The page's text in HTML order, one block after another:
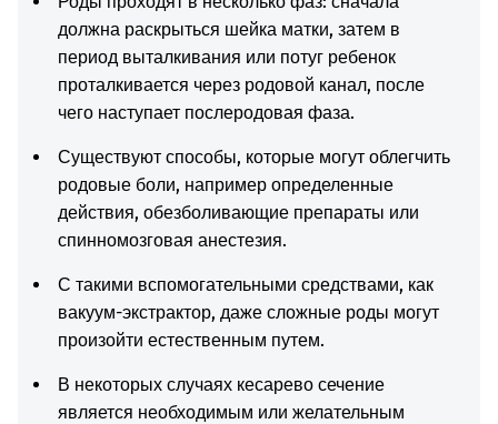
должна раскрыться шейка матки, затем в
период выталкивания или потуг ребенок
проталкивается через родовой канал, после
чего наступает послеродовая фаза.
Существуют способы, которые могут облегчить
родовые боли, например определенные
действия, обезболивающие препараты или
спинномозговая анестезия.
С такими вспомогательными средствами, как
вакуум-экстрактор, даже сложные роды могут
произойти естественным путем.
В некоторых случаях кесарево сечение
является необходимым или желательным